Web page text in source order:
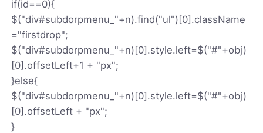
if(id==0){
$("div#subdorpmenu_"+n).find("ul")[0].className
="firstdrop";
$("div#subdorpmenu_"+n)[0].style.left=$("#"+obj)
[0].offsetLeft+1 + "px";
}else{
$("div#subdorpmenu_"+n)[0].style.left=$("#"+obj)
[0].offsetLeft + "px";
}